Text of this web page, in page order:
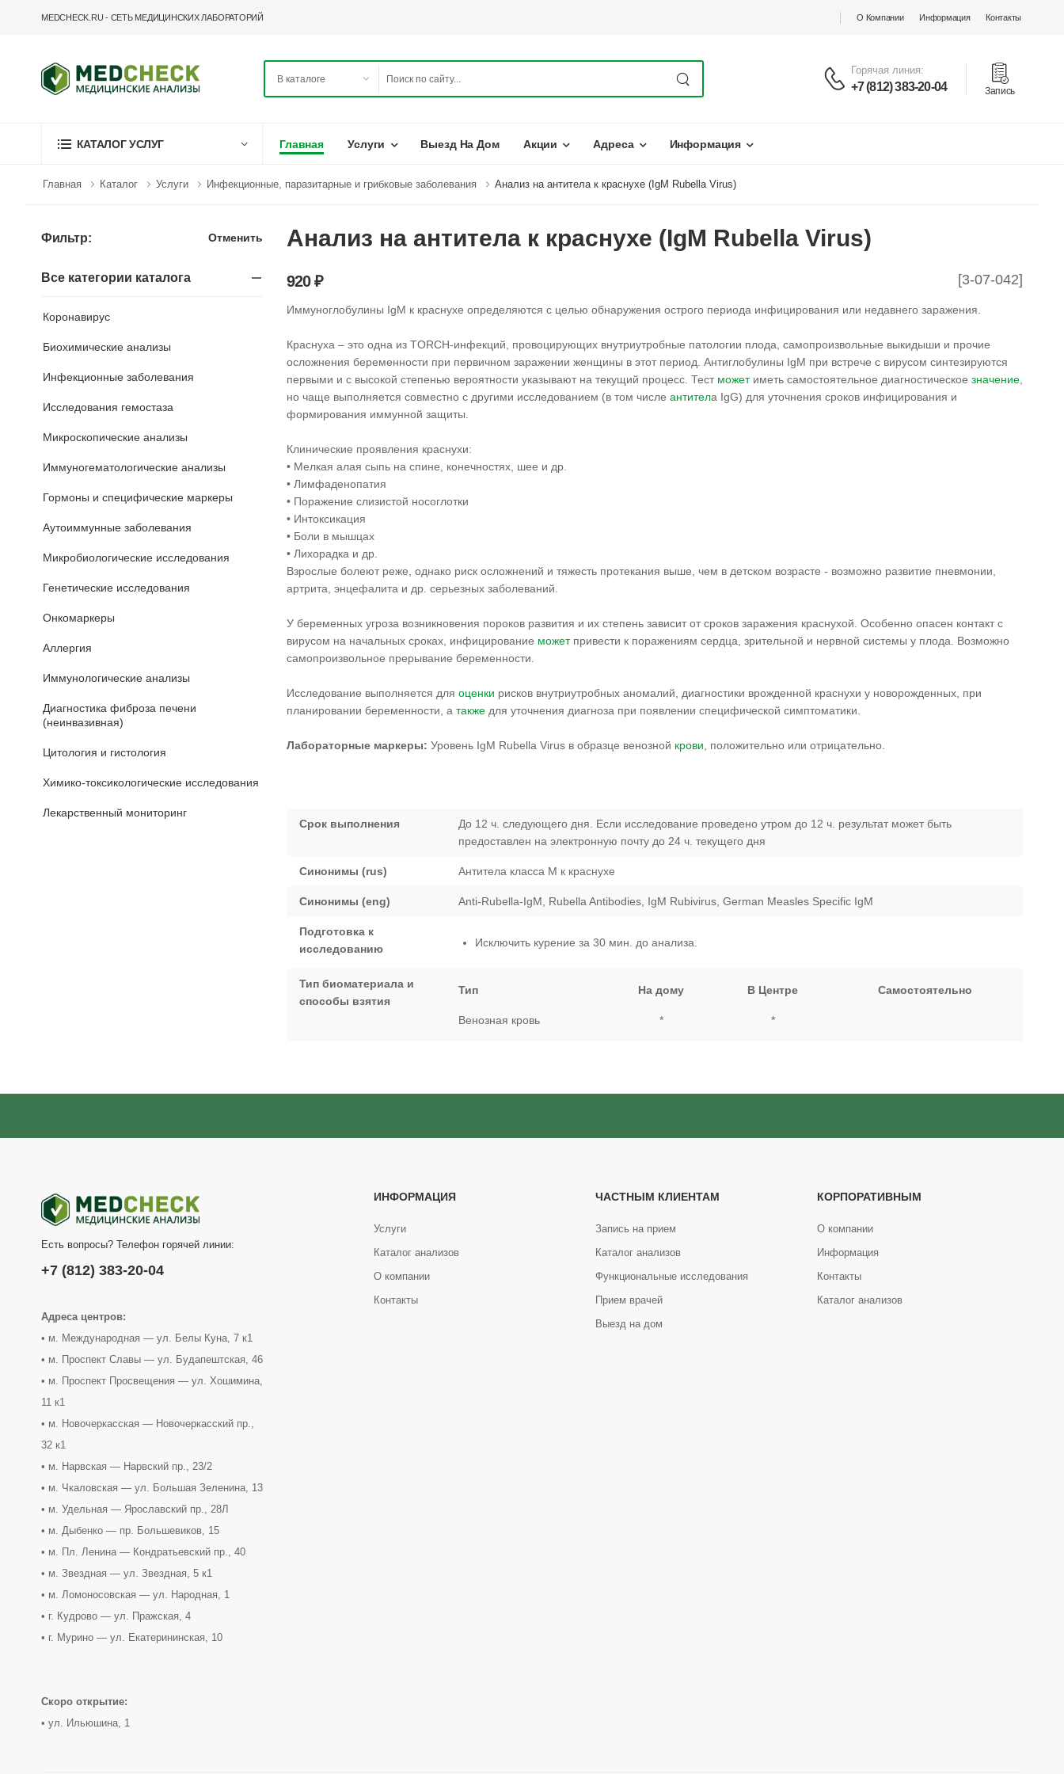
MEDCHECK.RU - СЕТЬ МЕДИЦИНСКИХ ЛАБОРАТОРИЙ О Компании Информация Контакты
Горячая линия:
+7 (812) 383-20-04 Запись
КАТАЛОГ УСЛУГ Главная Услуги Выезд На Дом Акции Адреса Информация
Главная Каталог Услуги Инфекционные, паразитарные и грибковые заболевания Анализ на антитела к краснухе (IgM Rubella Virus)
Фильтр: Отменить
Все категории каталога
Коронавирус
Биохимические анализы
Инфекционные заболевания
Исследования гемостаза
Микроскопические анализы
Иммуногематологические анализы
Гормоны и специфические маркеры
Аутоиммунные заболевания
Микробиологические исследования
Генетические исследования
Онкомаркеры
Аллергия
Иммунологические анализы
Диагностика фиброза печени
(неинвазивная)
Цитология и гистология
Химико-токсикологические исследования
Лекарственный мониторинг
Анализ на антитела к краснухе (IgM Rubella Virus)
[3-07-042]
920 ₽
Иммуноглобулины IgM к краснухе определяются с целью обнаружения острого периода инфицирования или недавнего заражения.
Краснуха – это одна из TORCH-инфекций, провоцирующих внутриутробные патологии плода, самопроизвольные выкидыши и прочие
осложнения беременности при первичном заражении женщины в этот период. Антиглобулины IgM при встрече с вирусом синтезируются
первыми и с высокой степенью вероятности указывают на текущий процесс. Тест можетиметь самостоятельное диагностическое значение
но чаще выполняется совместно с другими исследованием (в том числе антитела IgG) для уточнения сроков инфицирования и
формирования иммунной защиты.
Клинические проявления краснухи:
• Мелкая алая сыпь на спине, конечностях, шее и др.
• Лимфаденопатия
• Поражение слизистой носоглотки
• Интоксикация
• Боли в мышцах
• Лихорадка и др.
Взрослые болеют реже, однако риск осложнений и тяжесть протекания выше, чем в детском возрасте - возможно развитие пневмонии,
артрита, энцефалита и др. серьезных заболеваний.
У беременных угроза возникновения пороков развития и их степень зависит от сроков заражения краснухой. Особенно опасен контакт с
вирусом на начальных сроках, инфицирование можетпривести к поражениям сердца, зрительной и нервной системы у плода. Возможно
самопроизвольное прерывание беременности.
Исследование выполняется для оценки рисков внутриутробных аномалий, диагностики врожденной краснухи у новорожденных, при
планировании беременности, а также для уточнения диагноза при появлении специфической симптоматики.
Лабораторные маркеры: Уровень IgM Rubella Virus в образце венозной крови , положительно или отрицательно.
Срок выполнения
До 12 ч. следующего дня. Если исследование проведено утром до 12 ч. результат может быть
предоставлен на электронную почту до 24 ч. текущего дня
Синонимы (rus) Антитела класса М к краснухе
Синонимы (eng) Anti-Rubella-IgM, Rubella Antibodies, IgM Rubivirus, German Measles Specific IgM
Подготовка к
исследованию
Исключить курение за 30 мин. до анализа.
Тип биоматериала и
способы взятия
Тип На дому В Центре Самостоятельно
Венозная кровь * *
Есть вопросы? Телефон горячей линии:
+7 (812) 383-20-04
Адреса центров:
• м. Международная — ул. Белы Куна, 7 к1
• м. Проспект Славы — ул. Будапештская, 46
• м. Проспект Просвещения — ул. Хошимина,
11 к1
• м. Новочеркасская — Новочеркасский пр.,
32 к1
• м. Нарвская — Нарвский пр., 23/2
• м. Чкаловская — ул. Большая Зеленина, 13
• м. Удельная — Ярославский пр., 28Л
• м. Дыбенко — пр. Большевиков, 15
• м. Пл. Ленина — Кондратьевский пр., 40
• м. Звездная — ул. Звездная, 5 к1
• м. Ломоносовская — ул. Народная, 1
• г. Кудрово — ул. Пражская, 4
• г. Мурино — ул. Екатерининская, 10
Скоро открытие:
• ул. Ильюшина, 1
ИНФОРМАЦИЯ
Услуги
Каталог анализов
О компании
Контакты
ЧАСТНЫМ КЛИЕНТАМ
Запись на прием
Каталог анализов
Функциональные исследования
Прием врачей
Выезд на дом
КОРПОРАТИВНЫМ
О компании
Информация
Контакты
Каталог анализов